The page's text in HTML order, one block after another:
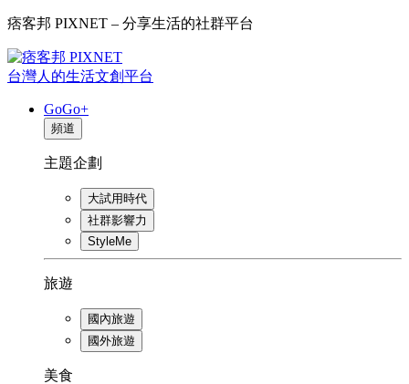
痞客邦 PIXNET – 分享生活的社群平台
台灣人的生活文創平台
GoGo+
頻道
主題企劃
大試用時代
社群影響力
StyleMe
旅遊
國內旅遊
國外旅遊
美食